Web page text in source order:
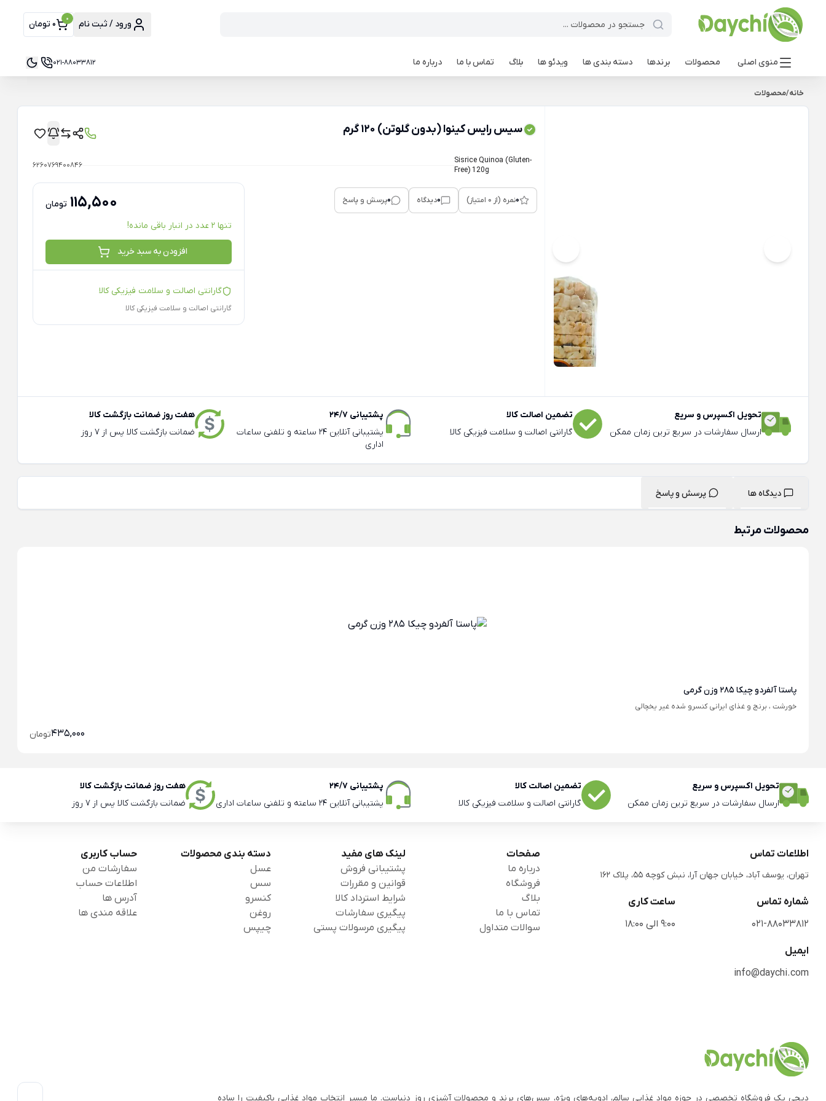
ورود / ثبت نام 0 0 تومان
منوی اصلی محصولات برندها دسته بندی ها ویدئو ها بلاگ تماس با ما درباره ما 021-88033812
خانه/محصولات
سیس رایس کینوا (بدون گلوتن) 120 گرم
Sisrice Quinoa (Gluten-
Free) 120g
6260769400846
0نمره (از 0 امتیاز) 0دیدگاه 0پرسش و پاسخ 115,500 تومان
تنها 2 عدد در انبار باقی مانده!
افزودن به سبد خرید
گارانتی اصالت و سلامت فیزیکی کالا
گارانتی اصالت و سلامت فیزیکی کالا
تحویل اکسپرس و سریع
ارسال سفارشات در سریع ترین زمان ممکن
تضمین اصالت کالا
گارانتی اصالت و سلامت فیزیکی کالا
پشتیبانی 24/7
پشتیبانی آنلاین 24 ساعته و تلفنی ساعات
اداری
هفت روز ضمانت بازگشت کالا
ضمانت بازگشت کالا پس از 7 روز
دیدگاه ها پرسش و پاسخ
محصولات مرتبط
پاستا آلفردو چیکا 285 وزن گرمی
خورشت ، برنج و غذای ایرانی کنسرو شده غیر یخچالی
435,000تومان
تحویل اکسپرس و سریع
ارسال سفارشات در سریع ترین زمان ممکن
تضمین اصالت کالا
گارانتی اصالت و سلامت فیزیکی کالا
پشتیبانی 24/7
پشتیبانی آنلاین 24 ساعته و تلفنی ساعات اداری
هفت روز ضمانت بازگشت کالا
ضمانت بازگشت کالا پس از 7 روز
اطلاعات تماس
تهران، یوسف آباد، خیابان جهان آرا، نبش کوچه 55، پلاک 162
شماره تماس
021-88033812
ساعت کاری
9:00 الی 18:00
ایمیل
info@daychi.com
صفحات
درباره ما
فروشگاه
بلاگ
تماس با ما
سوالات متداول
لینک های مفید
پشتیبانی فروش
قوانین و مقررات
شرایط استرداد کالا
پیگیری سفارشات
پیگیری مرسولات پستی
دسته بندی محصولات
عسل
سس
کنسرو
روغن
چیپس
حساب کاربری
سفارشات من
اطلاعات حساب
آدرس ها
علاقه مندی ها
دیچی یک فروشگاه تخصصی در حوزه مواد غذایی سالم، ادویه‌های ویژه، سس‌های برند و محصولات آشپزی روز دنیاست. ما مسیر انتخاب مواد غذایی باکیفیت را ساده